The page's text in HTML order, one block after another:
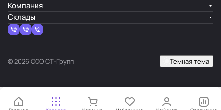
Компания
Склады
© 2026 ООО СТ-Групп Темная тема